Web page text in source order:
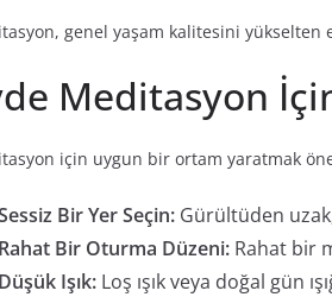
genel yaşam kalitesini yükselten
Meditasyon
için uygun bir ortam yaratmak
Bir Yer Seçin: Gürültüden
Rahat Bir Oturma Düzeni: Rahat bir
Düşük Işık: Loş ışık veya doğal gün